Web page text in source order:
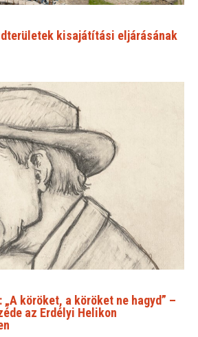
kisajátítási eljárásának
köröket, a köröket ne hagyd” –
az Erdélyi Helikon